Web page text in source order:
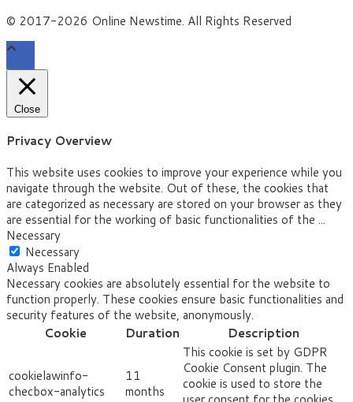
© 2017-2026 Online Newstime. All Rights Reserved
Close
Privacy Overview
This website uses cookies to improve your experience while you
navigate through the website. Out of these, the cookies that
are categorized as necessary are stored on your browser as they
are essential for the working of basic functionalities of the ...
Necessary
Necessary
Always Enabled
Necessary cookies are absolutely essential for the website to
function properly. These cookies ensure basic functionalities and
security features of the website, anonymously.
Cookie
Duration Description
cookielawinfo-
checbox-analytics
11
months
This cookie is set by GDPR
Cookie Consent plugin. The
cookie is used to store the